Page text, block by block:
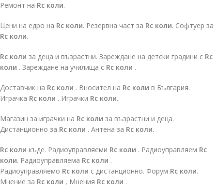
Ремонт на Rc коли.
Цени на едро на Rc коли. Резервна част за Rc коли. Софтуер за
Rc коли.
Rc коли за деца и възрастни. Зареждане на детски градини с Rc
коли . Зареждане на училища с Rc коли .
Доставчик на Rc коли . Вносител на Rc коли в България.
Играчка Rc коли . Играчки Rc коли.
Магазин за играчки на Rc коли за възрастни и деца.
Дистанционно за Rc коли . Антена за Rc коли.
Rc коли къде. Радиоуправляеми Rc коли . Радиоуправляем Rc
коли. Радиоуправляема Rc коли .
Радиоуправляемо Rc коли с дистанционно. Форум Rc коли.
Мнение за Rc коли , Мнения Rc коли .